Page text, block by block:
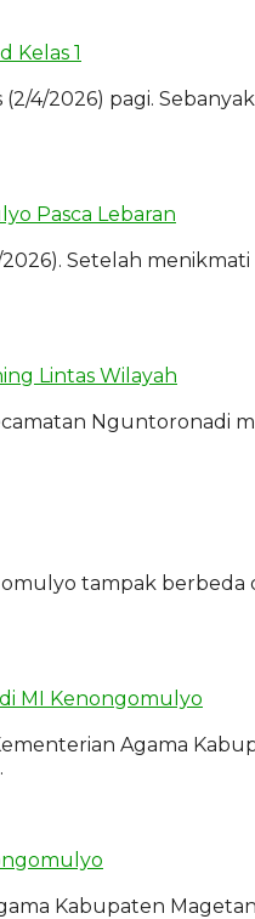
Kelas 1
4/2026) pagi.
Pasca Lebaran
Setelah
Lintas Wilayah
tampak
MI Kenongomulyo
Agama
Kabupaten